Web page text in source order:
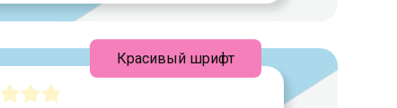
Красивый шрифт